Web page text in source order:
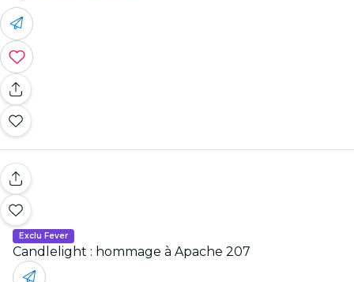
Exclu Fever
Candlelight : hommage à Apache 207